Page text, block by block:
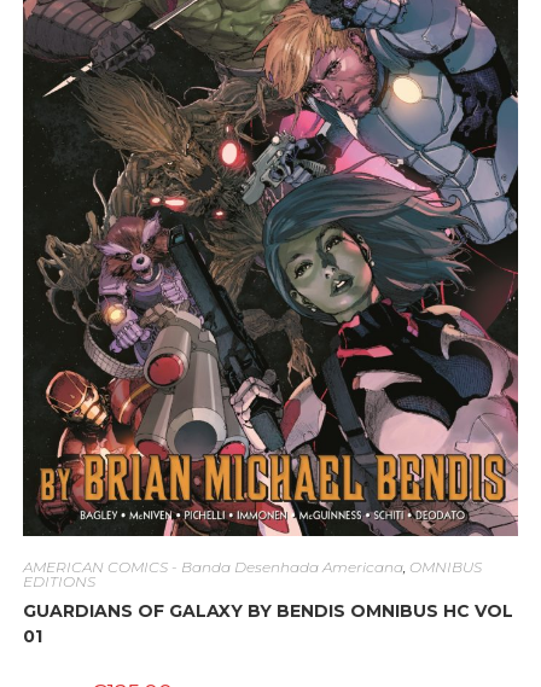
AMERICAN COMICS - Banda Desenhada Americana, OMNIBUS
EDITIONS
GUARDIANS OF GALAXY BY BENDIS OMNIBUS HC VOL
01